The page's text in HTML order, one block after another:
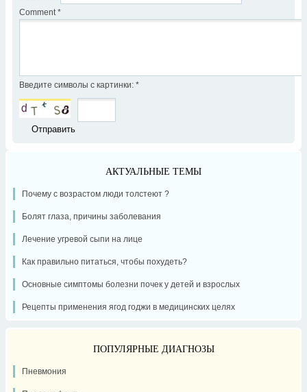
Comment *
Введите символы с картинки: *
АКТУАЛЬНЫЕ ТЕМЫ
Почему с возрастом люди толстеют ?
Болят глаза, причины заболевания
Лечение угревой сыпи на лице
Как правильно питаться, чтобы похудеть?
Основные симптомы болезни почек у детей и взрослых
Рецепты применения ягод годжи в медицинских целях
ПОПУЛЯРНЫЕ ДИАГНОЗЫ
Пневмония